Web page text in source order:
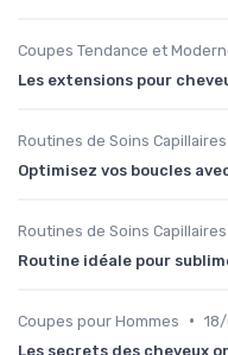
Coupes Tendance et
Les extensions pour
Routines de Soins Capillaires
Optimisez vos boucles
Routines de Soins Capillaires
Routine idéale pour
Coupes pour Hommes •
Les secrets des cheveux